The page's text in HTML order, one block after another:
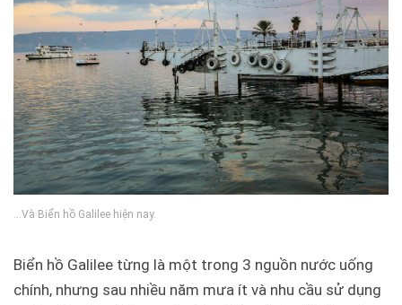
…Và Biển hồ Galilee hiện nay.
Biển hồ Galilee từng là một trong 3 nguồn nước uống
chính, nhưng sau nhiều năm mưa ít và nhu cầu sử dụng